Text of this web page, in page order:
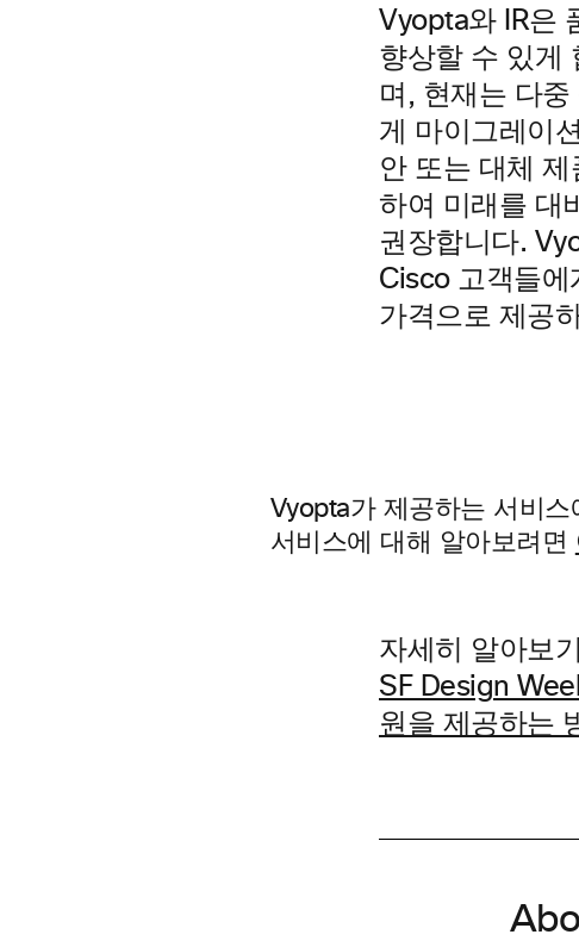
Vyopta와 IR은
향상할 수 있게
며, 현재는 다
게 마이그레이
안 또는 대체
하여 미래를 대
권장합니다.
Cisco 고객들에
가격으로 제공
Vyopta가 제공하는 서비스
서비스에 대해 알아보려면
자세히 알아보기
SF Design
원을 제공하는